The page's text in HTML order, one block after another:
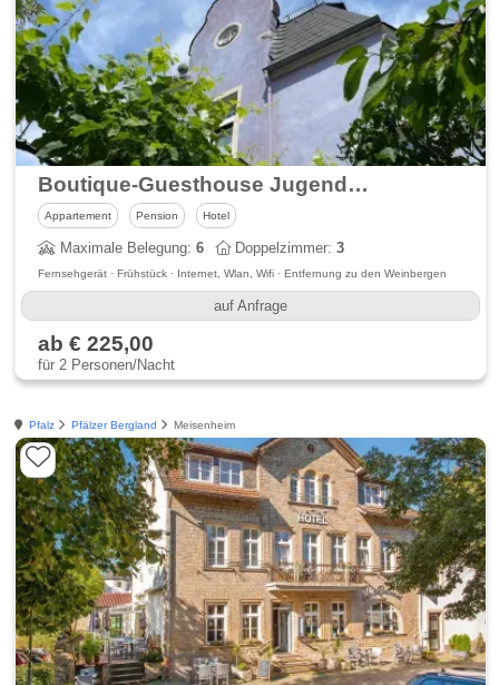
Boutique-Guesthouse Jugendstil-Hof
Appartement Pension Hotel
Maximale Belegung:6 Doppelzimmer:3
Fernsehgerät · Frühstück · Internet, Wlan, Wifi · Entfernung zu den Weinbergen
auf Anfrage
ab € 225,00
für 2 Personen/Nacht
Pfalz Pfälzer Bergland Meisenheim